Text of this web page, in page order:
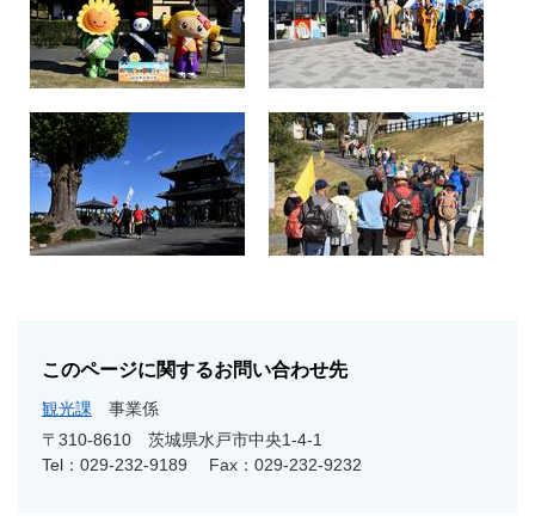
このページに関するお問い合わせ先
観光課
事業係
〒310-8610
茨城県水戸市中央1-4-1
Tel：029-232-9189
Fax：029-232-9232